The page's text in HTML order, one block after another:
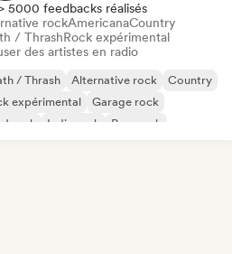
5000 feedbacks réalisés
rockAmericanaCountry
/ ThrashRock expérimental
des artistes en radio
/ Thrash Alternative rock
Country
expérimental
Garage rock
rock
Indie rock Pop punk